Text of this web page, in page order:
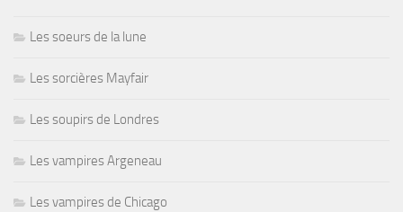
Les soeurs de la lune
Les sorcières Mayfair
Les soupirs de Londres
Les vampires Argeneau
Les vampires de Chicago